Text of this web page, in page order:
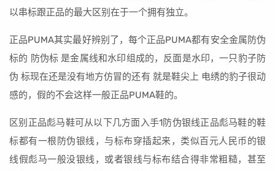
以串标跟正品的最大区别在于一个拥有独立。
正品PUMA其实最好辨别了，每个正品PUMA都有安全金属防伪
标的 防伪标 是金属线和水印组成的，反面是水印，一只豹子防
伪 标现在还是没有地方仿冒的还有 就是鞋尖上 电绣的豹子很动
感的，假的不会这样一般正品PUMA鞋的。
区别正品彪马鞋可从以下几方面入手1防伪银线正品彪马鞋的鞋
标都有一根防伪银线，与标布穿插起来，类似百元人民币的银
线假彪马一般没银线，或者银线与标布结合得非常粗糙，甚至